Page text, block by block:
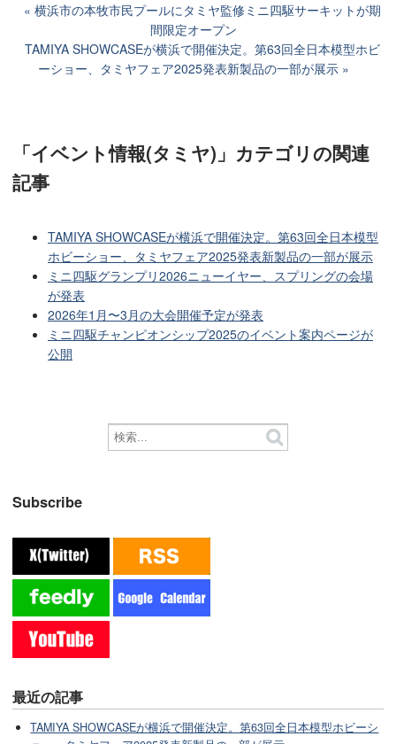
横浜市の本牧市民プールにタミヤ監修ミニ四駆サーキットが期
間限定オープン
TAMIYA SHOWCASEが横浜で開催決定。第63回全日本模型ホビ
ーショー、タミヤフェア2025発表新製品の一部が展示
「イベント情報(タミヤ)」カテゴリの関連
記事
TAMIYA SHOWCASEが横浜で開催決定。第63回全日本模型
ホビーショー、タミヤフェア2025発表新製品の一部が展示
ミニ四駆グランプリ2026ニューイヤー、スプリングの会場
が発表
2026年1月〜3月の大会開催予定が発表
ミニ四駆チャンピオンシップ2025のイベント案内ページが
公開
Subscribe
最近の記事
TAMIYA SHOWCASEが横浜で開催決定。第63回全日本模型ホビーシ